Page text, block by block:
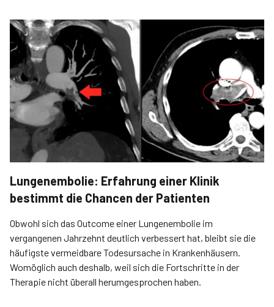
Lungenembolie: Erfahrung einer Klinik
bestimmt die Chancen der Patienten
Obwohl sich das Outcome einer Lungenembolie im
vergangenen Jahrzehnt deutlich verbessert hat, bleibt sie die
häufigste vermeidbare Todesursache in Krankenhäusern.
Womöglich auch deshalb, weil sich die Fortschritte in der
Therapie nicht überall herumgesprochen haben.